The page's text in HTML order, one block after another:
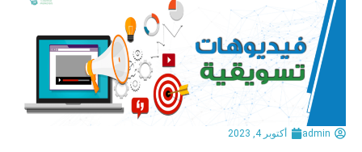
admin أكتوبر 4, 2023